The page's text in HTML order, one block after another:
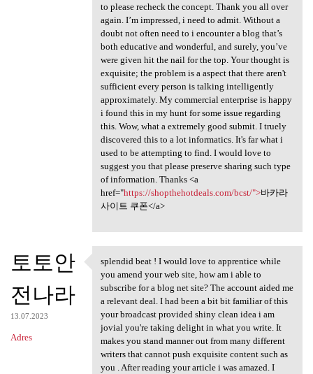
to please recheck the concept. Thank you all over
again. I’m impressed, i need to admit. Without a
doubt not often need to i encounter a blog that’s
both educative and wonderful, and surely, you’ve
were given hit the nail for the top. Your thought is
exquisite; the problem is a aspect that there aren't
sufficient every person is talking intelligently
approximately. My commercial enterprise is happy
i found this in my hunt for some issue regarding
this. Wow, what a extremely good submit. I truely
discovered this to a lot informatics. It's far what i
used to be attempting to find. I would love to
suggest you that please preserve sharing such type
of information. Thanks <a
href="https://shopthehotdeals.com/bcst/">바카라
사이트 쿠폰</a>
토토안
전나라
13.07.2023
Adres
splendid beat ! I would love
splendid beat ! I would love to apprentice while
you amend your web site, how am i able to
subscribe for a blog net site? The account aided me
a relevant deal. I had been a bit bit familiar of this
your broadcast provided shiny clean idea i am
jovial you're taking delight in what you write. It
makes you stand manner out from many different
writers that cannot push exquisite content such as
you . After reading your article i was amazed. I